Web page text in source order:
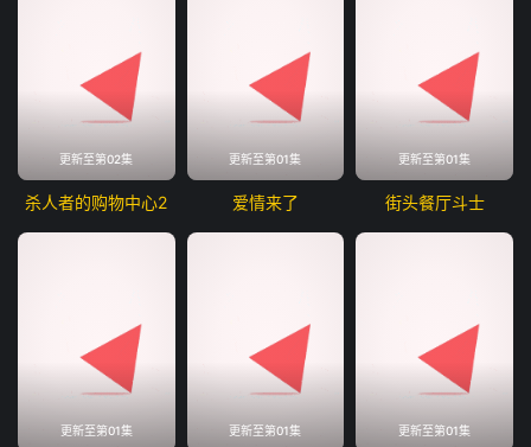
更新至第02集
杀人者的购物中心2
更新至第01集
爱情来了
更新至第01集
街头餐厅斗士
更新至第01集 更新至第01集 更新至第01集